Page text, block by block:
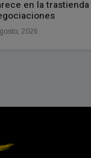
en la
2026